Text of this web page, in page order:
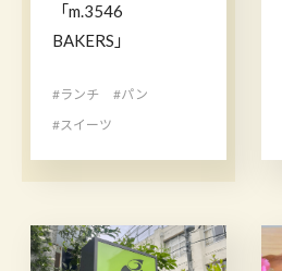
「m.3546
BAKERS」
#ランチ
#パン
#スイーツ